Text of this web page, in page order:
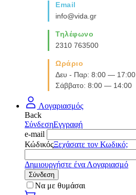
Email
info@vida.gr
Τηλέφωνο
2310 763500
Ωράριο
Δευ - Παρ: 8:00 — 17:00
Σάββατο: 8:00 — 14:00
Λογαριασμός
Back
ΣύνδεσηΕγγραφή
e-mail
ΚώδικόςΞεχάσατε τον Κωδικό;
Δημιουργήστε ένα Λογαριασμό
Σύνδεση
Να με θυμάσαι